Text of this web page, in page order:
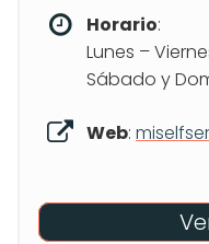
Horario:
Lunes –
Sábado y
Web: